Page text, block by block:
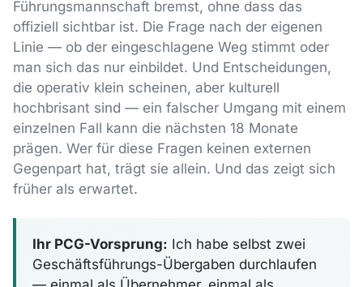
Führungsmannschaft bremst, ohne dass das
offiziell sichtbar ist. Die Frage nach der eigenen
Linie — ob der eingeschlagene Weg stimmt oder
man sich das nur einbildet. Und Entscheidungen,
die operativ klein scheinen, aber kulturell
hochbrisant sind — ein falscher Umgang mit einem
einzelnen Fall kann die nächsten 18 Monate
prägen. Wer für diese Fragen keinen externen
Gegenpart hat, trägt sie allein. Und das zeigt sich
früher als erwartet.
Ihr PCG-Vorsprung: Ich habe selbst zwei
Geschäftsführungs-Übergaben durchlaufen